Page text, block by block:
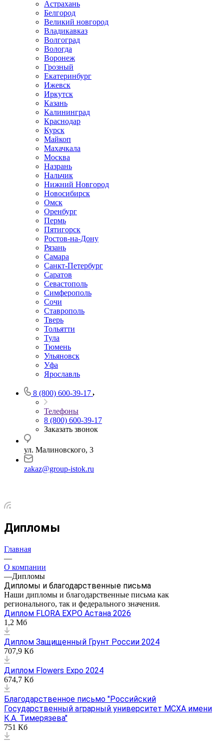
Астрахань
Белгород
Великий новгород
Владикавказ
Волгоград
Вологда
Воронеж
Грозный
Екатеринбург
Ижевск
Иркутск
Казань
Калининград
Краснодар
Курск
Майкоп
Махачкала
Москва
Назрань
Нальчик
Нижний Новгород
Новосибирск
Омск
Оренбург
Пермь
Пятигорск
Ростов-на-Дону
Рязань
Самара
Санкт-Петербург
Саратов
Севастополь
Симферополь
Сочи
Ставрополь
Тверь
Тольятти
Тула
Тюмень
Ульяновск
Уфа
Ярославль
8 (800) 600-39-17
Телефоны
8 (800) 600-39-17
Заказать звонок
ул. Малиновского, 3
zakaz@group-istok.ru
Дипломы
Главная
—
О компании
—Дипломы
Дипломы и благодарственные письма
Наши дипломы и благодарственные письма как
регионального, так и федерального значения.
Диплом FLORA EXPO Астана 2026
1,2 Мб
Диплом Защищенный Грунт России 2024
707,9 Кб
Диплом Flowers Expo 2024
674,7 Кб
Благодарственное письмо "Российский
Государственный аграрный университет МСХА имени
К.А. Тимерязева"
751 Кб